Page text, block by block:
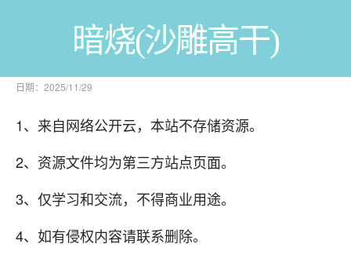
暗烧(沙雕高干)
日期：2025/11/29
1、来自网络公开云，本站不存储资源。
2、资源文件均为第三方站点页面。
3、仅学习和交流，不得商业用途。
4、如有侵权内容请联系删除。